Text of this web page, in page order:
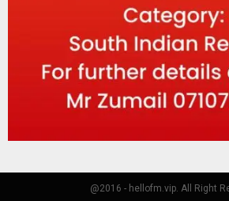
@2016 - hellofm.vip. All Right